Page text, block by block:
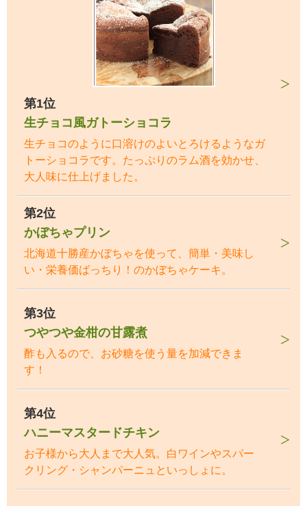
第1位
生チョコ風ガトーショコラ
生チョコのように口溶けのよいとろけるようなガ
トーショコラです。たっぷりのラム酒を効かせ、
大人味に仕上げました。
第2位
かぼちゃプリン
北海道十勝産かぼちゃを使って、簡単・美味し
い・栄養価ばっちり！のかぼちゃケーキ。
第3位
つやつや金柑の甘露煮
酢も入るので、お砂糖を使う量を加減できま
す！
第4位
ハニーマスタードチキン
お子様から大人まで大人気。白ワインやスパー
クリング・シャンパーニュといっしょに。